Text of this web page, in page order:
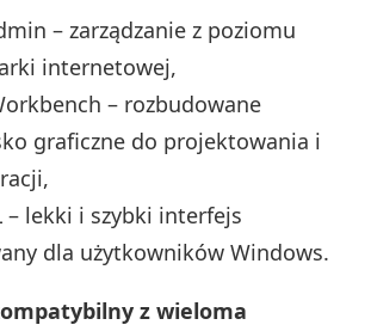
– zarządzanie z poziomu
internetowej,
– rozbudowane
graficzne do projektowania i
– lekki i szybki interfejs
dla użytkowników Windows.
z wieloma